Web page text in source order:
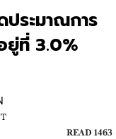
ระมาณการ
ยู่ที่ 3.0%
READ 1463